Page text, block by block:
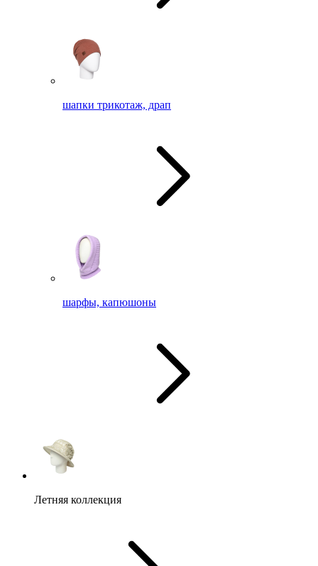
шапки трикотаж, драп
шарфы, капюшоны
Летняя коллекция